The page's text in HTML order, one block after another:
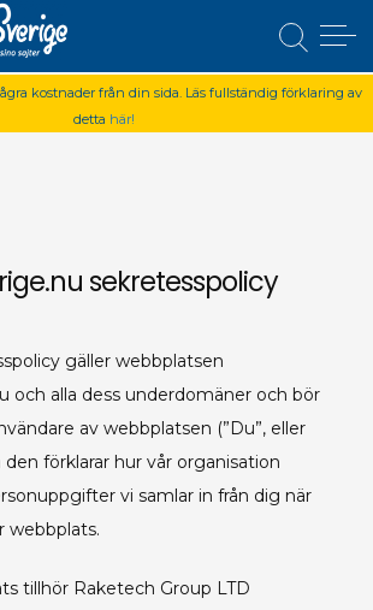
som upprätthålls av experter inom iGamingbranchen.
diskretion, vi hoppas att de live casinon vi väljer ut ska
kostnader från din sida. Läs fullständig förklaring av
detta här!
Casino Sverige
sekretesspolicy
gäller webbplatsen
och alla dess underdomäner och bör
av webbplatsen (”Du”, eller
den förklarar hur vår organisation
vi samlar in från dig när
webbplats.
tillhör Raketech Group LTD